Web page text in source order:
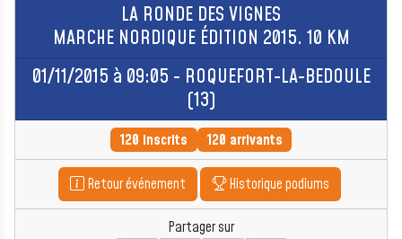
LA RONDE DES VIGNES
MARCHE NORDIQUE ÉDITION 2015. 10 KM
01/11/2015 à 09:05 - ROQUEFORT-LA-BEDOULE
(13)
120 inscrits 120 arrivants
Retour événement Historique podiums
Partager sur